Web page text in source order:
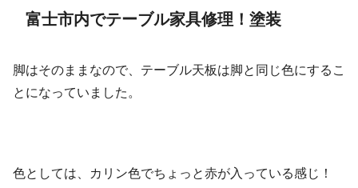
富士市内でテーブル家具修理！塗装
脚はそのままなので、テーブル天板は脚と同じ色にするこ
とになっていました。
色としては、カリン色でちょっと赤が入っている感じ！